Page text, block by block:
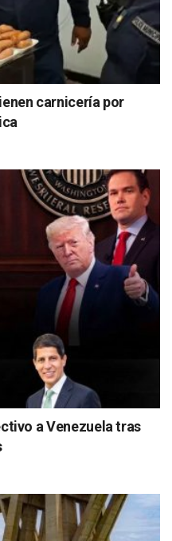
carnicería por
a Venezuela tras